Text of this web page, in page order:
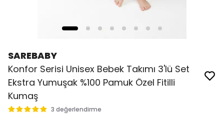
SAREBABY
Konfor Serisi Unisex Bebek Takımı 3'lü Set
Ekstra Yumuşak %100 Pamuk Özel Fitilli
Kumaş
3 değerlendirme